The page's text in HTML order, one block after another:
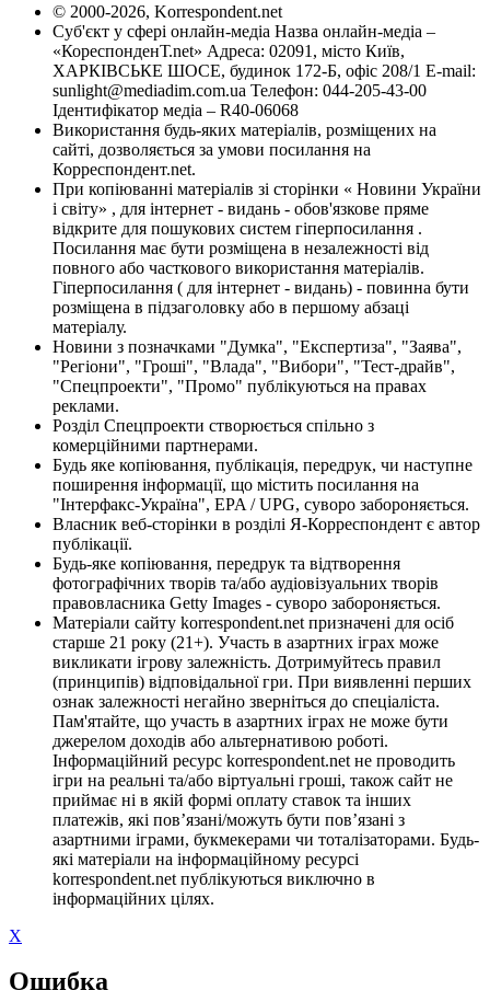
© 2000-2026, Korrespondent.net
Суб'єкт у сфері онлайн-медіа Назва онлайн-медіа –
«КореспонденТ.net» Адреса: 02091, місто Київ,
ХАРКІВСЬКЕ ШОСЕ, будинок 172-Б, офіс 208/1 E-mail:
sunlight@mediadim.com.ua Телефон: 044-205-43-00
Ідентифікатор медіа – R40-06068
Використання будь-яких матеріалів, розміщених на
сайті, дозволяється за умови посилання на
Корреспондент.net.
При копіюванні матеріалів зі сторінки « Новини України
і світу» , для інтернет - видань - обов'язкове пряме
відкрите для пошукових систем гіперпосилання .
Посилання має бути розміщена в незалежності від
повного або часткового використання матеріалів.
Гіперпосилання ( для інтернет - видань) - повинна бути
розміщена в підзаголовку або в першому абзаці
матеріалу.
Новини з позначками "Думка", "Експертиза", "Заява",
"Регіони", "Гроші", "Влада", "Вибори", "Тест-драйв",
"Спецпроекти", "Промо" публікуються на правах
реклами.
Розділ Спецпроекти створюється спільно з
комерційними партнерами.
Будь яке копіювання, публікація, передрук, чи наступне
поширення інформації, що містить посилання на
"Інтерфакс-Україна", EPA / UPG, суворо забороняється.
Власник веб-сторінки в розділі Я-Корреспондент є автор
публікації.
Будь-яке копіювання, передрук та відтворення
фотографічних творів та/або аудіовізуальних творів
правовласника Getty Images - суворо забороняється.
Матеріали сайту korrespondent.net призначені для осіб
старше 21 року (21+). Участь в азартних іграх може
викликати ігрову залежність. Дотримуйтесь правил
(принципів) відповідальної гри. При виявленні перших
ознак залежності негайно зверніться до спеціаліста.
Пам'ятайте, що участь в азартних іграх не може бути
джерелом доходів або альтернативою роботі.
Інформаційний ресурс korrespondent.net не проводить
ігри на реальні та/або віртуальні гроші, також сайт не
приймає ні в якій формі оплату ставок та інших
платежів, які пов’язані/можуть бути пов’язані з
азартними іграми, букмекерами чи тоталізаторами. Будь-
які матеріали на інформаційному ресурсі
korrespondent.net публікуються виключно в
інформаційних цілях.
X
Ошибка